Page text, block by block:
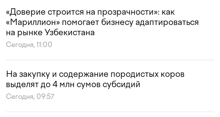
«Доверие строится на прозрачности»: как
«Мариллион» помогает бизнесу адаптироваться
на рынке Узбекистана
Сегодня, 11:00
На закупку и содержание породистых коров
выделят до 4 млн сумов субсидий
Сегодня, 09:57